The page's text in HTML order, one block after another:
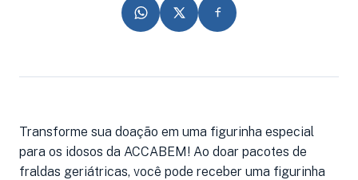
Transforme sua doação em uma figurinha especial
para os idosos da ACCABEM! Ao doar pacotes de
fraldas geriátricas, você pode receber uma figurinha